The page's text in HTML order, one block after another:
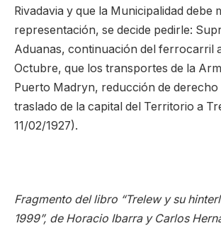
Rivadavia y que la Municipalidad debe
representación, se decide pedirle:
Aduanas, continuación del ferrocarril
Octubre, que los transportes de la
Puerto Madryn, reducción de derecho
traslado de la capital del Territorio a
11/02/1927).
Fragmento del libro “Trelew y su
1999”, de Horacio Ibarra y Carlos